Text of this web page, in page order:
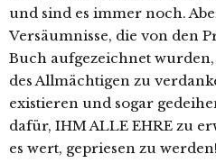
und sind es immer noch.
Versäumnisse, die von den
Buch aufgezeichnet
des Allmächtigen zu
existieren und sogar
dafür, IHM ALLE EHRE zu
es wert, gepriesen zu werden!